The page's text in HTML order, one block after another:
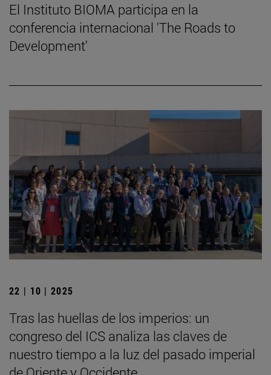
El Instituto BIOMA participa en la
conferencia internacional 'The Roads to
Development'
22 | 10 | 2025
Tras las huellas de los imperios: un
congreso del ICS analiza las claves de
nuestro tiempo a la luz del pasado imperial